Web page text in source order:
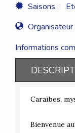
Saisons :
Organisateur
Informations
Caraïbes,
Bienvenue